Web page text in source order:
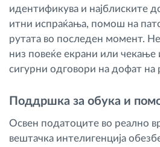
идентификува и најблиските
итни испраќања, помош на
рутата во последен момент.
низ повеќе екрани или
сигурни одговори на дофат на
Поддршка за обука и
Освен податоците во реално
вештачка интелигенција